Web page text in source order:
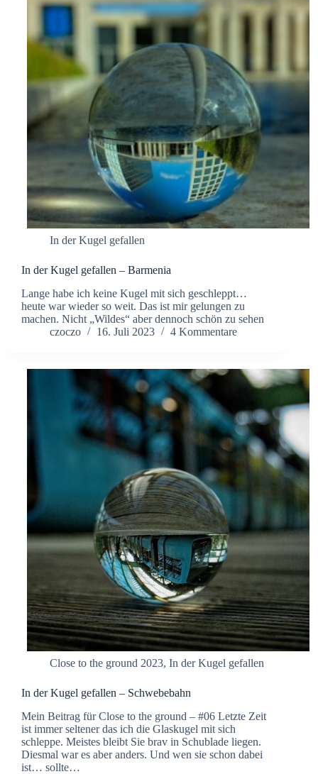
In der Kugel gefallen
In der Kugel gefallen – Barmenia
Lange habe ich keine Kugel mit sich geschleppt…
heute war wieder so weit. Das ist mir gelungen zu
machen. Nicht „Wildes“ aber dennoch schön zu sehen
czoczo
16. Juli 2023 4 Kommentare
Close to the ground 2023, In der Kugel gefallen
In der Kugel gefallen – Schwebebahn
Mein Beitrag für Close to the ground – #06 Letzte Zeit
ist immer seltener das ich die Glaskugel mit sich
schleppe. Meistes bleibt Sie brav in Schublade liegen.
Diesmal war es aber anders. Und wen sie schon dabei
ist… sollte…